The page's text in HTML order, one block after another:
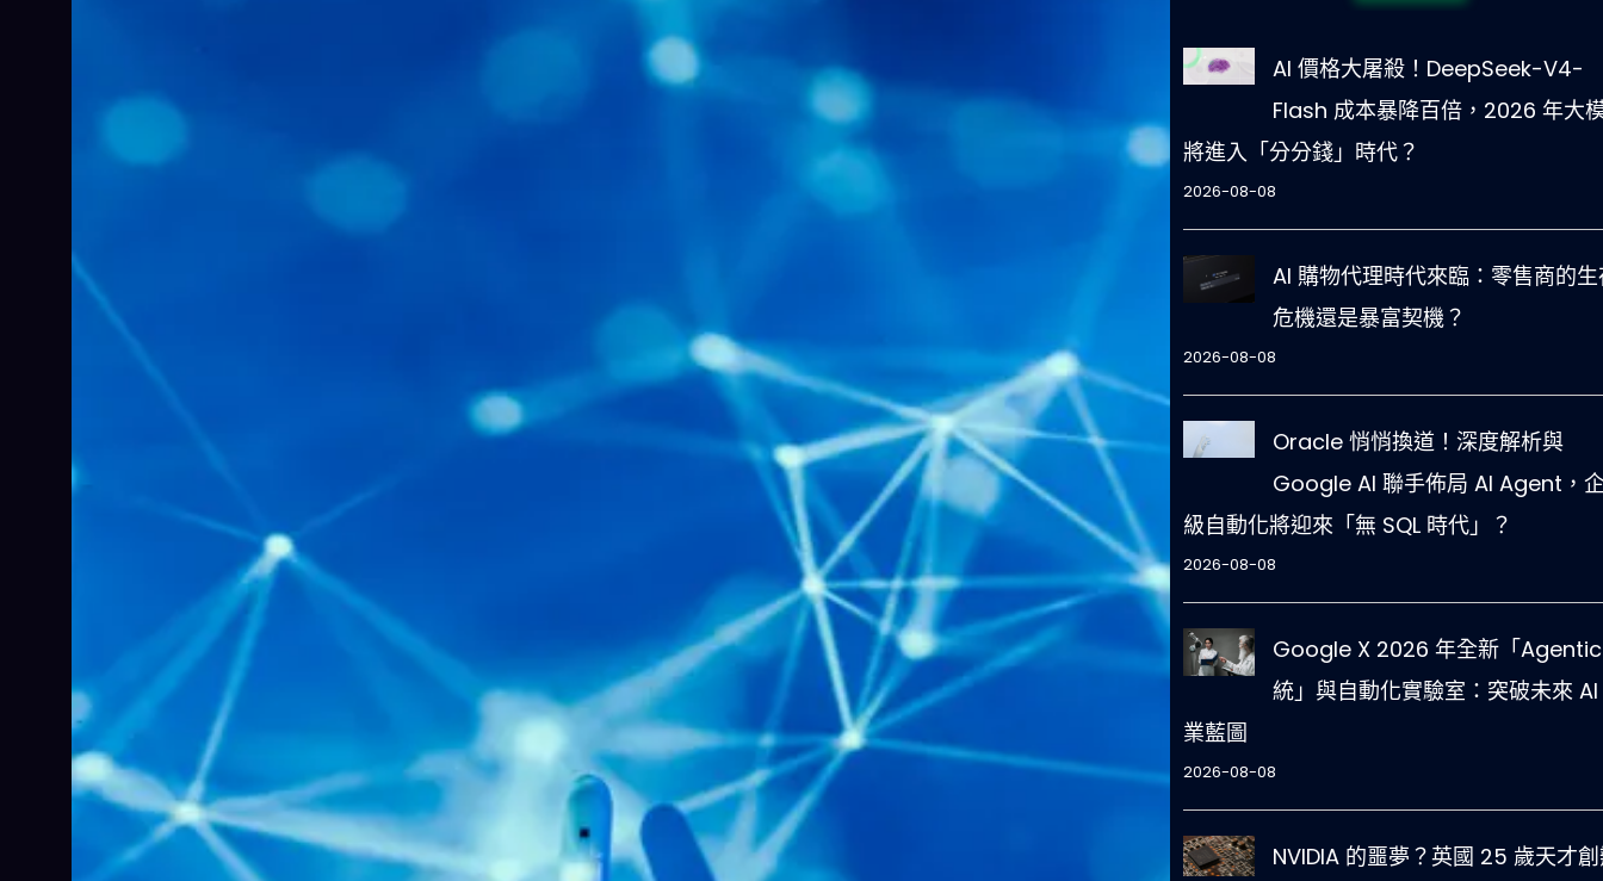
AI 價格大屠殺！DeepSeek-V4-
Flash 成本暴降百倍，2026 年大
將進入「分分錢」時代？
2026-08-08
AI 購物代理時代來臨：零售商的
危機還是暴富契機？
2026-08-08
Oracle 悄悄換道！深度解析與
Google AI 聯手佈局 AI Agent，
級自動化將迎來「無 SQL 時代」？
2026-08-08
Google X 2026 年全新「
統」與自動化實驗室：突破未來
業藍圖
2026-08-08
NVIDIA 的噩夢？英國 25 歲天才